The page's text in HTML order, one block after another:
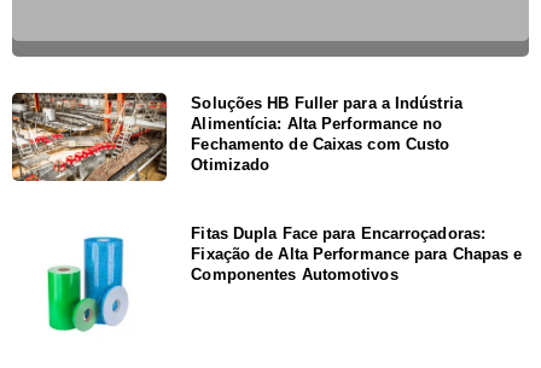
Soluções HB Fuller para a Indústria
Alimentícia: Alta Performance no
Fechamento de Caixas com Custo
Otimizado
Fitas Dupla Face para Encarroçadoras:
Fixação de Alta Performance para Chapas e
Componentes Automotivos